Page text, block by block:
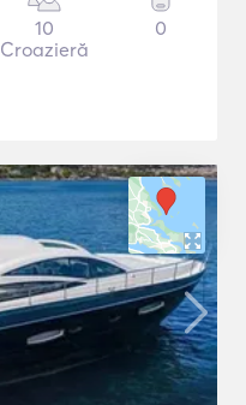
10
Croazieră
0